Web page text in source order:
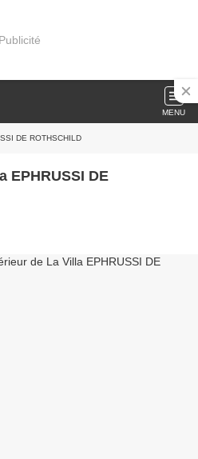
Publicité
MENU
DE ROTHSCHILD
EPHRUSSI DE